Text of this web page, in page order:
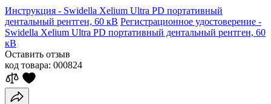
Инструкция - Swidella Xelium Ultra PD портативный
дентальный рентген, 60 кВ Регистрационное удостоверение -
Swidella Xelium Ultra PD портативный дентальный рентген, 60
кВ
Оставить отзыв
код товара: 000824